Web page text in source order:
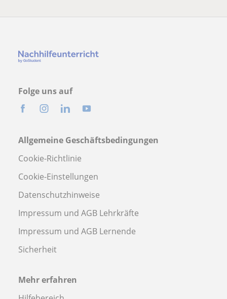
Folge uns auf
Allgemeine Geschäftsbedingungen
Cookie-Richtlinie
Cookie-Einstellungen
Datenschutzhinweise
Impressum und AGB Lehrkräfte
Impressum und AGB Lernende
Sicherheit
Mehr erfahren